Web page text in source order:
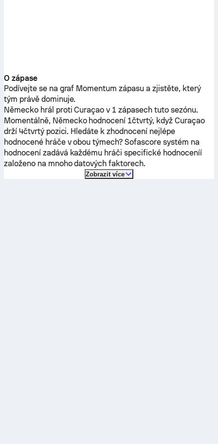
O zápase
Podívejte se na graf Momentum zápasu a zjistěte, který
tým právě dominuje.
Německohrál protiCuraçao v 1 zápasech tuto sezónu.
Momentálně, Německohodnocení 1čtvrtý, když Curaçao
drží 4čtvrtý pozici. Hledáte k zhodnocení nejlépe
hodnocené hráče v obou týmech? Sofascore systém na
hodnocení zadává každému hráči specifické hodnoceníí
založeno na mnoho datových faktorech.
Zobrazit více